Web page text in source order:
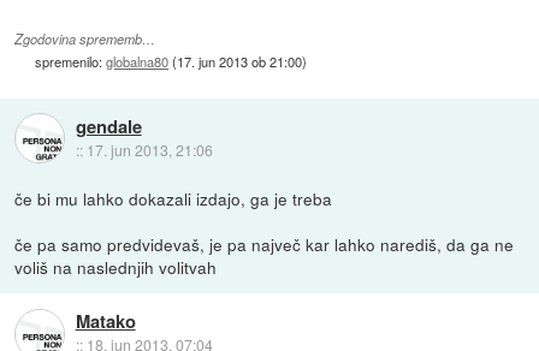
Zgodovina sprememb…
spremenilo:globalna80(17. jun 2013 ob 21:00)
gendale
:: 17. jun 2013, 21:06
če bi mu lahko dokazali izdajo, ga je treba
če pa samo predvidevaš, je pa največ kar lahko narediš, da ga ne
voliš na naslednjih volitvah
Matako
:: 18. jun 2013, 07:04